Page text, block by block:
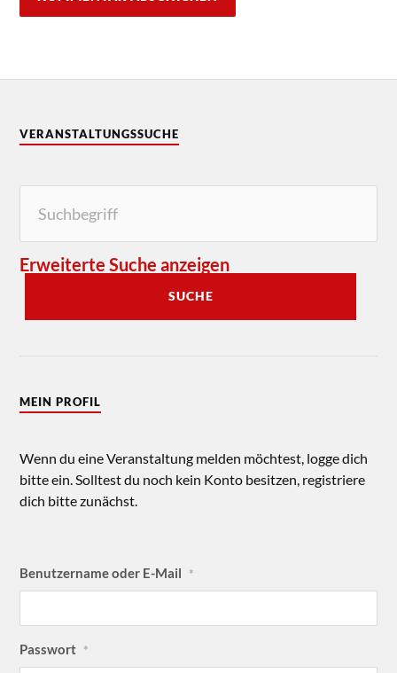
VERANSTALTUNGSSUCHE
Erweiterte Suche anzeigen
SUCHE
MEIN PROFIL
Wenn du eine Veranstaltung melden möchtest, logge dich
bitte ein. Solltest du noch kein Konto besitzen, registriere
dich bitte zunächst.
Benutzername oder E-Mail *
Passwort *